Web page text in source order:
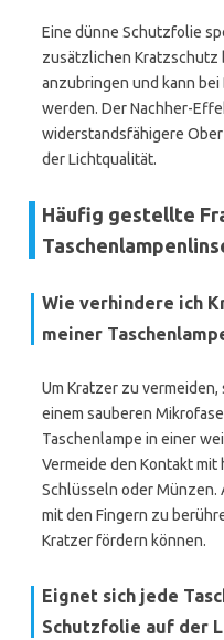
Eine dünne Schutzfolie
zusätzlichen Kratzschutz
anzubringen und kann
werden. Der Nachher-
widerstandsfähigere
der Lichtqualität.
Häufig gestellte
Wie verhindere ich
meiner
Um Kratzer zu
einem sauberen
Taschenlampe in einer
Vermeide den Kontakt
Schlüsseln oder Münzen.
mit den Fingern zu
Kratzer fördern können.
Eignet sich jede
Schutzfolie auf der